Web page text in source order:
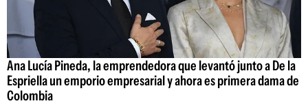
Ana Lucía Pineda, la emprendedora que levantó junto a De la
Espriella un emporio empresarial y ahora es primera dama de
Colombia